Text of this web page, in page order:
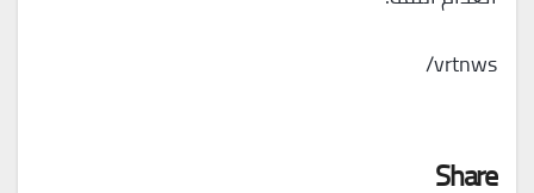
vrtnws/
Share